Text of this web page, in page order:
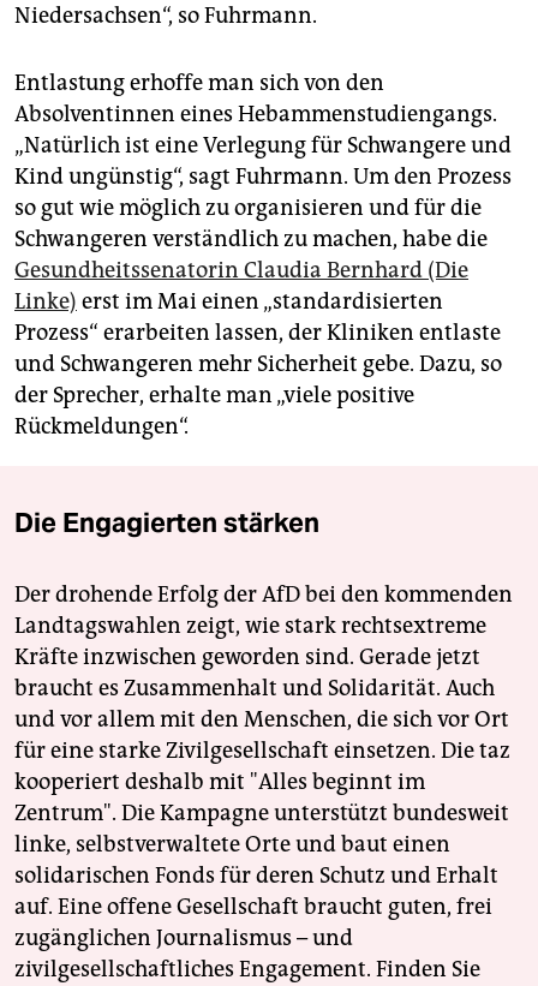
Niedersachsen“, so Fuhrmann.
Entlastung erhoffe man sich von den
Absolventinnen eines Hebammenstudiengangs.
„Natürlich ist eine Verlegung für Schwangere und
Kind ungünstig“, sagt Fuhrmann. Um den Prozess
so gut wie möglich zu organisieren und für die
Schwangeren verständlich zu machen, habe die
Gesundheitssenatorin Claudia Bernhard (Die
Linke) erst im Mai einen „standardisierten
Prozess“ erarbeiten lassen, der Kliniken entlaste
und Schwangeren mehr Sicherheit gebe. Dazu, so
der Sprecher, erhalte man „viele positive
Rückmeldungen“.
Die Engagierten stärken
Der drohende Erfolg der AfD bei den kommenden
Landtagswahlen zeigt, wie stark rechtsextreme
Kräfte inzwischen geworden sind. Gerade jetzt
braucht es Zusammenhalt und Solidarität. Auch
und vor allem mit den Menschen, die sich vor Ort
für eine starke Zivilgesellschaft einsetzen. Die taz
kooperiert deshalb mit "Alles beginnt im
Zentrum". Die Kampagne unterstützt bundesweit
linke, selbstverwaltete Orte und baut einen
solidarischen Fonds für deren Schutz und Erhalt
auf. Eine offene Gesellschaft braucht guten, frei
zugänglichen Journalismus – und
zivilgesellschaftliches Engagement. Finden Sie